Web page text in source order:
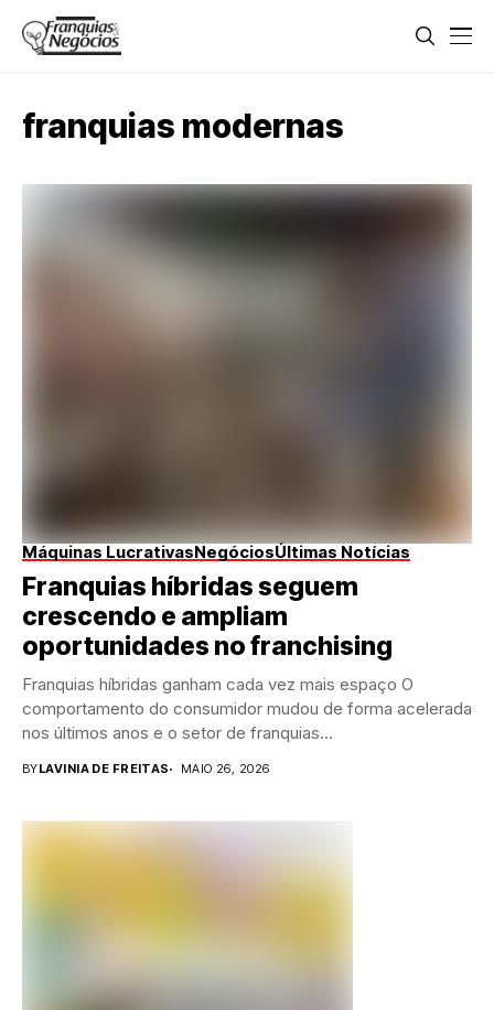
franquias modernas
Máquinas LucrativasNegóciosÚltimas Notícias
Franquias híbridas seguem
crescendo e ampliam
oportunidades no franchising
Franquias híbridas ganham cada vez mais espaço O
comportamento do consumidor mudou de forma acelerada
nos últimos anos e o setor de franquias...
BYLAVINIA DE FREITAS MAIO 26, 2026